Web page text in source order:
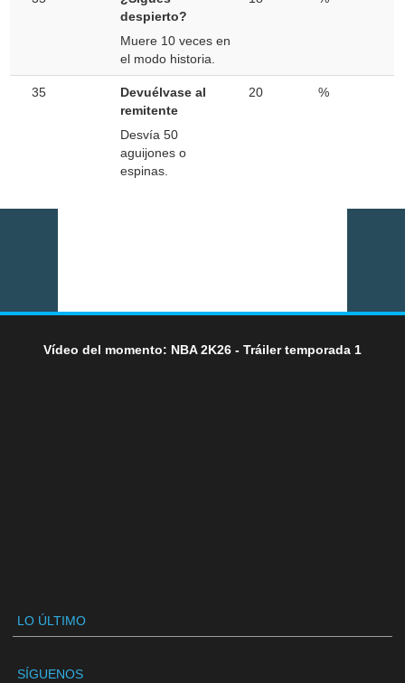
despierto?
Muere 10 veces en
el modo historia.
35
Devuélvase al
remitente
Desvía 50
aguijones o
espinas.
20 %
Vídeo del momento: NBA 2K26 - Tráiler temporada 1
LO ÚLTIMO
SÍGUENOS